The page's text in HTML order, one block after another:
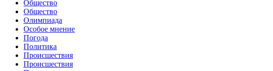
Общество
Общество
Олимпиада
Особое мнение
Погода
Политика
Происшествия
Происшествия